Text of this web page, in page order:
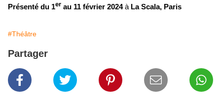
Présenté du 1er au 11 février 2024à La Scala, Paris
#Théâtre
Partager